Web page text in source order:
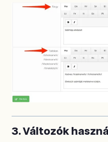
3. Változók